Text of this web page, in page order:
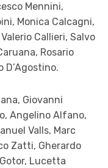
Mennini,
Monica Calcagni,
Callieri, Salvo
Rosario
D’Agostino.
Giovanni
Angelino Alfano,
Valls, Marc
Zatti, Gherardo
Lucetta